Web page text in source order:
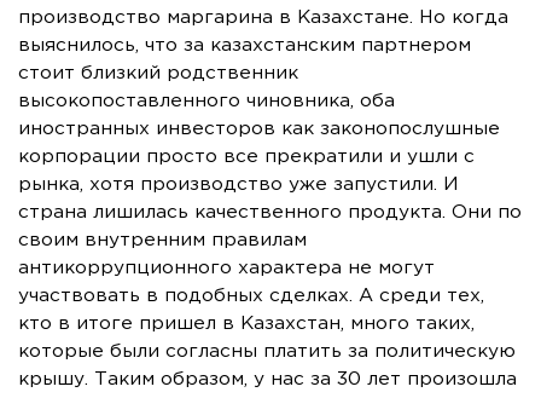
производство маргарина в Казахстане. Но когда
выяснилось, что за казахстанским партнером
стоит близкий родственник
высокопоставленного чиновника, оба
иностранных инвесторов как законопослушные
корпорации просто все прекратили и ушли с
рынка, хотя производство уже запустили. И
страна лишилась качественного продукта. Они по
своим внутренним правилам
антикоррупционного характера не могут
участвовать в подобных сделках. А среди тех,
кто в итоге пришел в Казахстан, много таких,
которые были согласны платить за политическую
крышу. Таким образом, у нас за 30 лет произошла